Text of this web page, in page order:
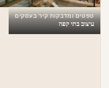
טפטים ומדבקות קיר בעסקים
עיצוב בתי קפה